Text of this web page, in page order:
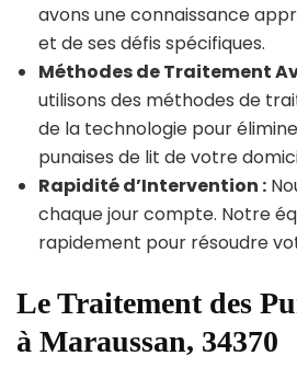
avons une connaissance
et de ses défis spécifiques.
Méthodes de Traitement
utilisons des méthodes de
de la technologie pour
punaises de lit de votre
Rapidité d’Intervention :
chaque jour compte. Notre
rapidement pour résoudre
Le Traitement des
à Maraussan, 34370